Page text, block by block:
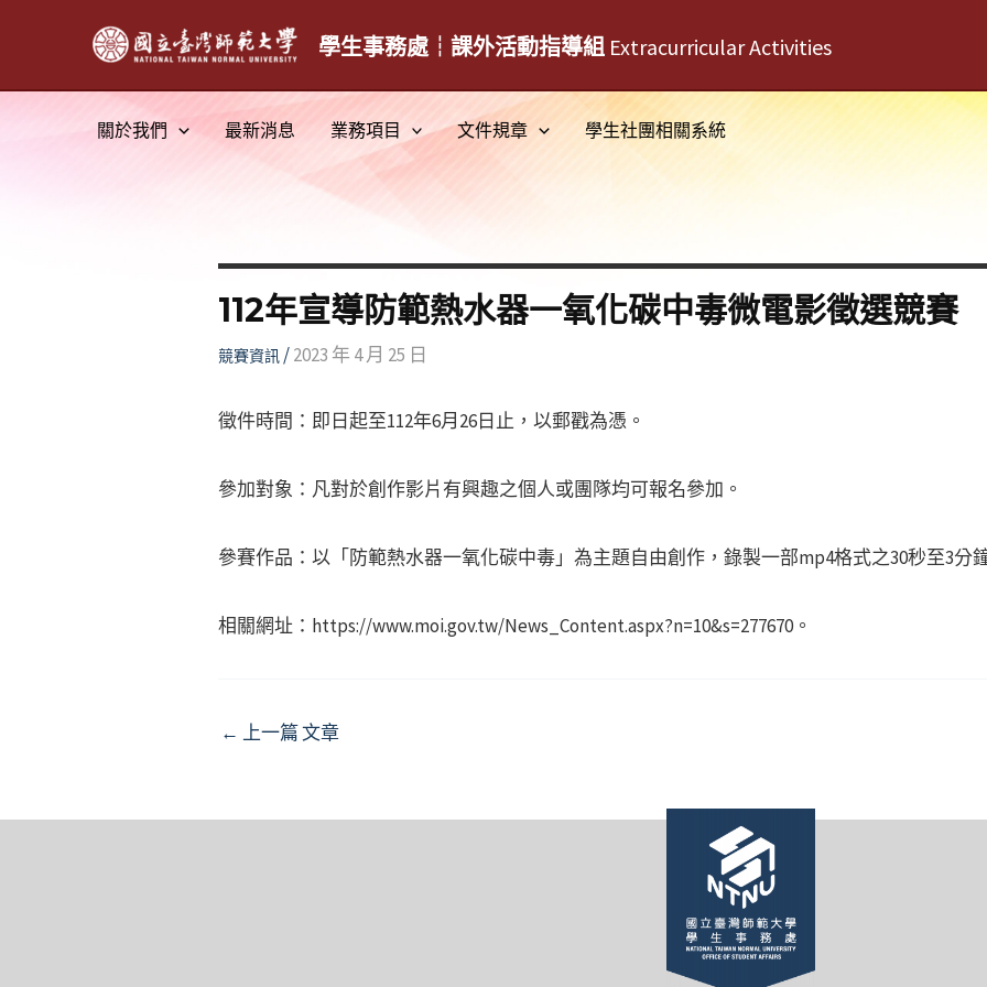
學生事務處┆課外活動指導組 Extracurricular Activities
關於我們 最新消息 業務項目 文件規章 學生社團相關系統
112年宣導防範熱水器一氧化碳中毒微電影徵選競賽
競賽資訊/2023 年 4 月 25 日
徵件時間：即日起至112年6月26日止，以郵戳為憑。
參加對象：凡對於創作影片有興趣之個人或團隊均可報名參加。
參賽作品：以「防範熱水器一氧化碳中毒」為主題自由創作，錄製一部mp4格式之30秒至3分
相關網址：https://www.moi.gov.tw/News_Content.aspx?n=10&s=277670。
Post
← 上一篇 文章